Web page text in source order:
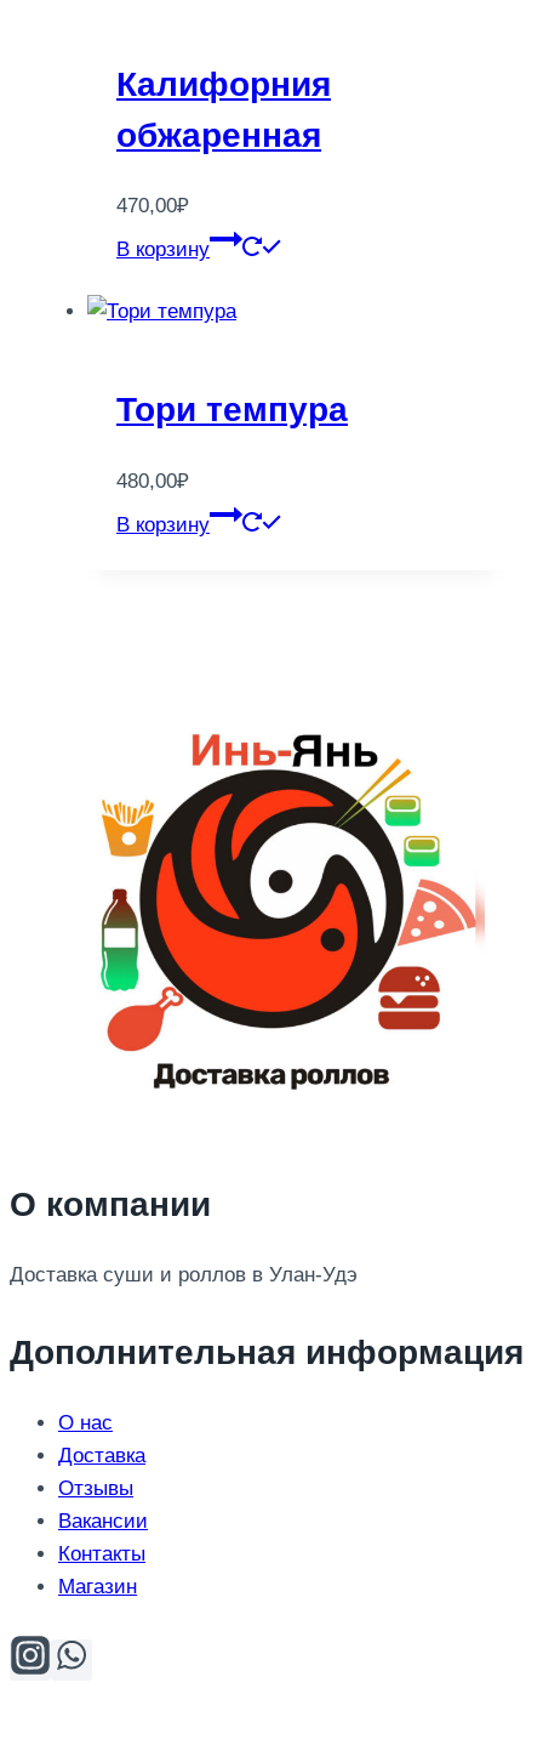
Калифорния
обжаренная
470,00₽
В корзину
Тори темпура
480,00₽
В корзину
О компании
Доставка суши и роллов в Улан-Удэ
Дополнительная информация
О нас
Доставка
Отзывы
Вакансии
Контакты
Магазин